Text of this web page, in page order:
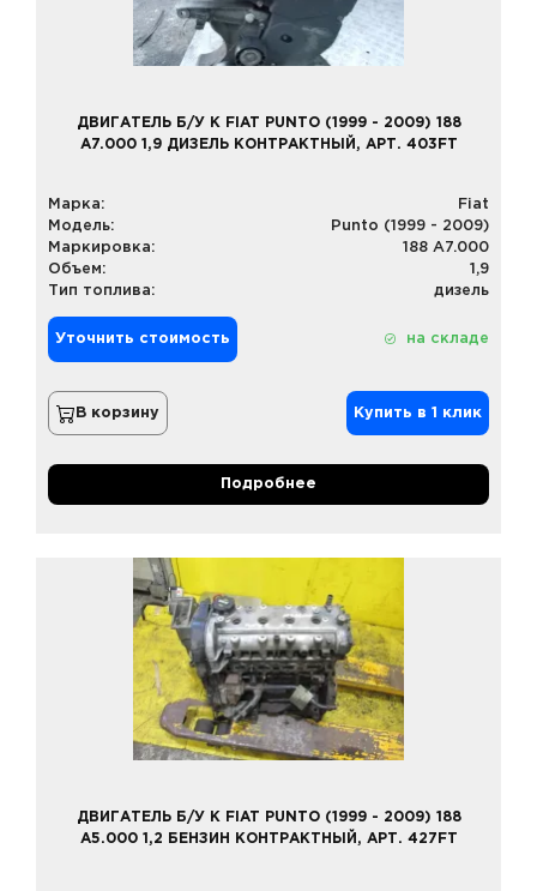
ДВИГАТЕЛЬ Б/У К FIAT PUNTO (1999 - 2009) 188
A7.000 1,9 ДИЗЕЛЬ КОНТРАКТНЫЙ, АРТ. 403FT
Марка:
Fiat
Модель:
Punto (1999 - 2009)
Маркировка:
188 A7.000
Объем:
1,9
Тип топлива:
дизель
Уточнить стоимость на складе
В корзину Купить в 1 клик
Подробнее
ДВИГАТЕЛЬ Б/У К FIAT PUNTO (1999 - 2009) 188
A5.000 1,2 БЕНЗИН КОНТРАКТНЫЙ, АРТ. 427FT